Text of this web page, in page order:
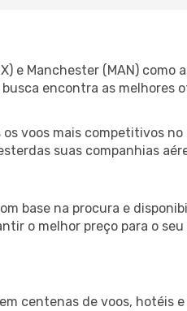
e Manchester (MAN) como
encontra as melhores
voos mais competitivos
suas companhias
base na procura e
o melhor preço para o
centenas de voos, hotéis